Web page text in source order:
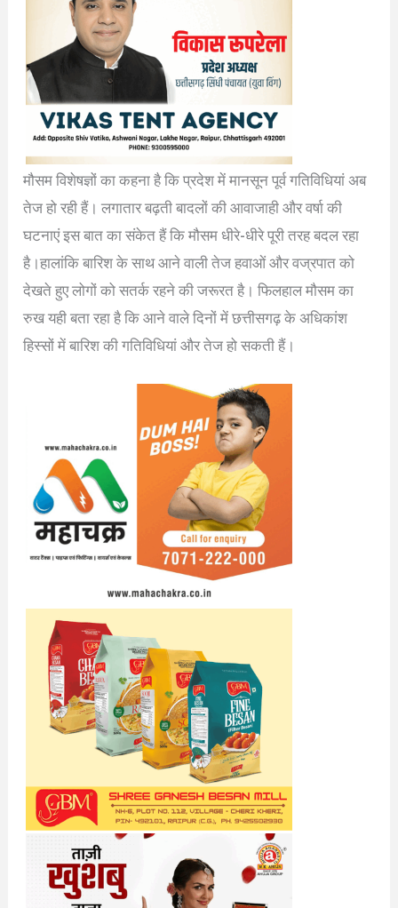
मौसम विशेषज्ञों का कहना है कि प्रदेश में मानसून पूर्व गतिविधियां अब
तेज हो रही हैं। लगातार बढ़ती बादलों की आवाजाही और वर्षा की
घटनाएं इस बात का संकेत हैं कि मौसम धीरे-धीरे पूरी तरह बदल रहा
है।हालांकि बारिश के साथ आने वाली तेज हवाओं और वज्रपात को
देखते हुए लोगों को सतर्क रहने की जरूरत है। फिलहाल मौसम का
रुख यही बता रहा है कि आने वाले दिनों में छत्तीसगढ़ के अधिकांश
हिस्सों में बारिश की गतिविधियां और तेज हो सकती हैं।